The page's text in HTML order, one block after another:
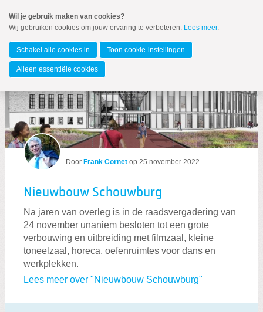
naar
Spring
de
inhoud
Spring
naar
hoofdmenu
IJmond
MENU
Zoeken:
Door Frank Cornet op 25 november 2022
Nieuwbouw Schouwburg
Na jaren van overleg is in de raadsvergadering van
24 november unaniem besloten tot een grote
verbouwing en uitbreiding met filmzaal, kleine
toneelzaal, horeca, oefenruimtes voor dans en
werkplekken.
Lees meer over "Nieuwbouw Schouwburg"
Wil je gebruik maken van cookies?
Wij gebruiken cookies om jouw ervaring te verbeteren. Lees meer.
Schakel alle cookies in Toon cookie-instellingen
Alleen essentiële cookies